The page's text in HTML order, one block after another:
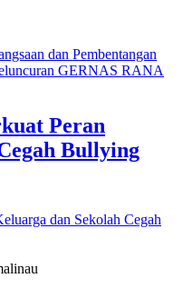
Peran
Bullying